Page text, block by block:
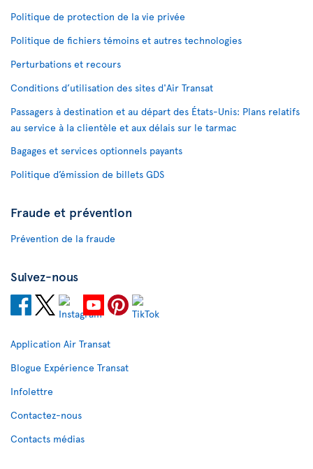
Politique de protection de la vie privée
Politique de fichiers témoins et autres technologies
Perturbations et recours
Conditions d’utilisation des sites d'Air Transat
Passagers à destination et au départ des États-Unis: Plans relatifs
au service à la clientèle et aux délais sur le tarmac
Bagages et services optionnels payants
Politique d’émission de billets GDS
Fraude et prévention
Prévention de la fraude
Suivez-nous
Application Air Transat
Blogue Expérience Transat
Infolettre
Contactez-nous
Contacts médias